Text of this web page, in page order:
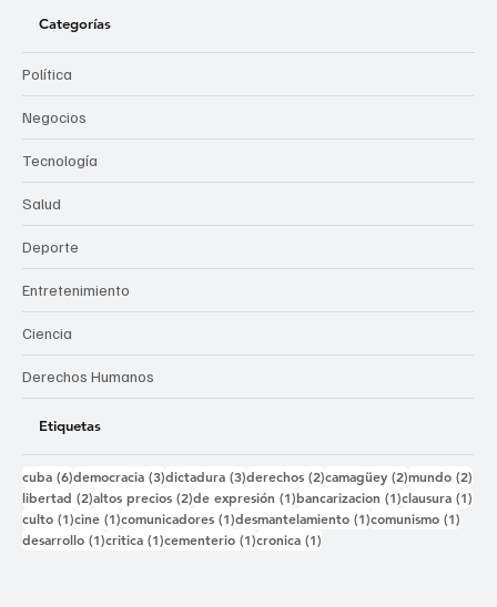
Categorías
Política
Negocios
Tecnología
Salud
Deporte
Entretenimiento
Ciencia
Derechos Humanos
Etiquetas
cuba (6)6 entradas
democracia (3)3 entradas
dictadura (3)3 entradas
derechos (2)2 entradas
camagüey (2)2 entradas
mundo (2)
libertad (2)2 entradas
altos precios (2)2 entradas
de expresión (1)1 entrada
bancarizacion (1)1 entrada
clausura (1)
culto (1)1 entrada
cine (1)1 entrada
comunicadores (1)1 entrada
desmantelamiento (1)1 entrada
comunismo (1)
desarrollo (1)1 entrada
critica (1)1 entrada
cementerio (1)1 entrada
cronica (1)